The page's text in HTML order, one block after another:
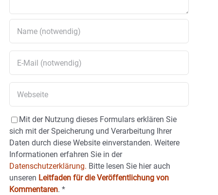
Mit der Nutzung dieses Formulars erklären Sie
sich mit der Speicherung und Verarbeitung Ihrer
Daten durch diese Website einverstanden. Weitere
Informationen erfahren Sie in der
Datenschutzerklärung. Bitte lesen Sie hier auch
unseren Leitfaden für die Veröffentlichung von
Kommentaren. *